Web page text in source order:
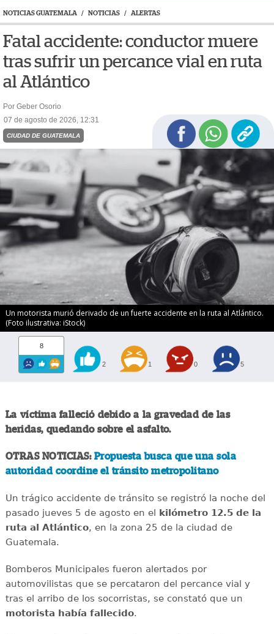
NOTICIAS GUATEMALA / NOTICIAS / ALERTAS
Fatal accidente: conductor muere
tras sufrir un percance vial en ruta
al Atlántico
Por Geber Osorio
07 de agosto de 2026, 12:31
CIUDAD DE GUATEMALA
Un motorista murió derivado de un fuerte accidente en la ruta al Atlántico.
(Foto ilustrativa: iStock)
8
2 1 0 5
La víctima falleció debido a la gravedad de las
heridas, quedando sobre el asfalto.
OTRAS NOTICIAS: Propuesta busca que una sola
autoridad coordine el tránsito metropolitano
Un trágico accidente de tránsito se registró la noche del
pasado jueves 5 de agosto en el kilómetro 12.5 de la
ruta al Atlántico, en la zona 25 de la ciudad de
Guatemala.
Bomberos Municipales fueron alertados por
automovilistas que se percataron del percance vial y
tras el arribo de los socorristas, se constató que un
motorista había fallecido.